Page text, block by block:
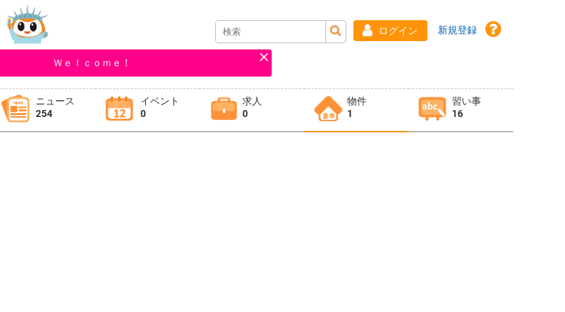
ログイン 新規登録
Ｗｅｌｃｏｍｅ！
ニュース
254
イベント
0
求人
0
物件
1
習い事
16